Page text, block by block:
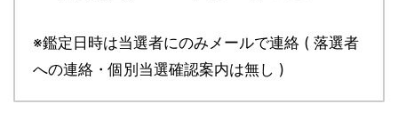
※鑑定日時は当選者にのみメールで連絡 ( 落選者
への連絡・個別当選確認案内は無し )